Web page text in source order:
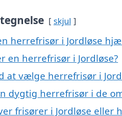
skjul
herrefrisør i Jordløse
en herrefrisør i Jordløse?
at vælge herrefrisør i
dygtig herrefrisør i de
frisører i Jordløse eller